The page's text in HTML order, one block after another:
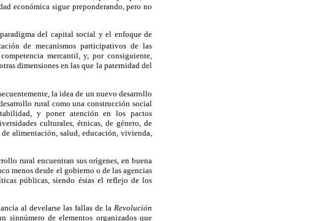
económica sigue preponderando, pero no
del capital social y el enfoque de
de mecanismos participativos de las
mercantil, y, por consiguiente,
dimensiones en las que la paternidad del
la idea de un nuevo desarrollo
rural como una construcción social
y poner atención en los pactos
culturales, étnicas, de género, de
alimentación, salud, educación, vivienda,
rural encuentran sus orígenes, en buena
menos desde el gobierno o de las agencias
públicas, siendo éstas el reflejo de los
al develarse las fallas de la Revolución
sinnúmero de elementos organizados que